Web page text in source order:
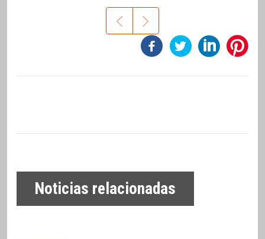
Noticias relacionadas